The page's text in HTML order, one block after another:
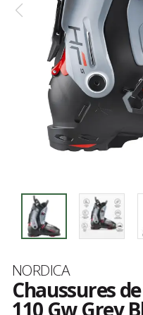
Marque
NORDICA
Chaussures
110 Gw Grey